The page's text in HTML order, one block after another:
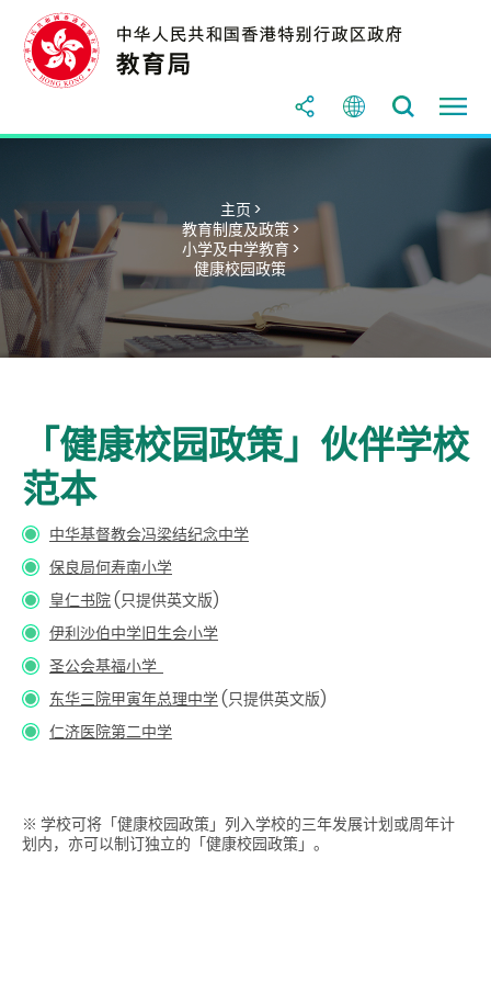
主页 >
教育制度及政策 >
小学及中学教育 >
健康校园政策
「健康校园政策」伙伴学校
范本
中华基督教会冯梁结纪念中学
保良局何寿南小学
皇仁书院(只提供英文版)
伊利沙伯中学旧生会小学
圣公会基福小学
东华三院甲寅年总理中学(只提供英文版)
仁济医院第二中学
※ 学校可将「健康校园政策」列入学校的三年发展计划或周年计
划内，亦可以制订独立的「健康校园政策」。